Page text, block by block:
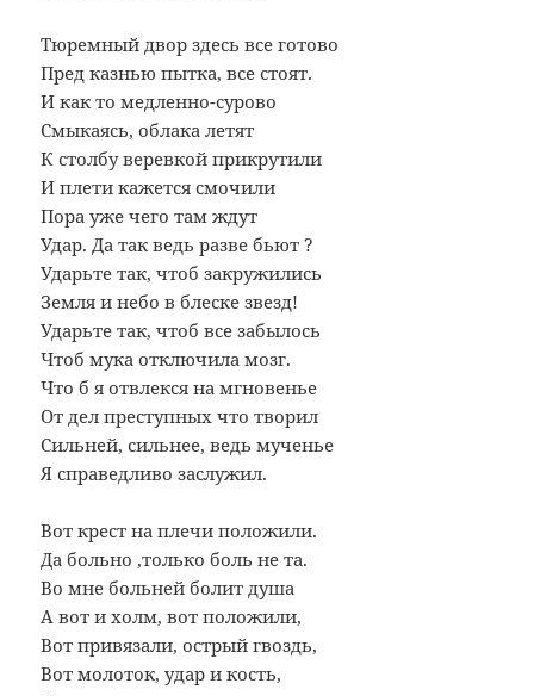
Тюремный двор здесь все готово
Пред казнью пытка, все стоят.
И как то медленно-сурово
Смыкаясь, облака летят
К столбу веревкой прикрутили
И плети кажется смочили
Пора уже чего там ждут
Удар. Да так ведь разве бьют ?
Ударьте так, чтоб закружились
Земля и небо в блеске звезд!
Ударьте так, чтоб все забылось
Чтоб мука отключила мозг.
Что б я отвлекся на мгновенье
От дел преступных что творил
Сильней, сильнее, ведь мученье
Я справедливо заслужил.
Вот крест на плечи положили.
Да больно ,только боль не та.
Во мне больней болит душа
А вот и холм, вот положили,
Вот привязали, острый гвоздь,
Вот молоток, удар и кость,